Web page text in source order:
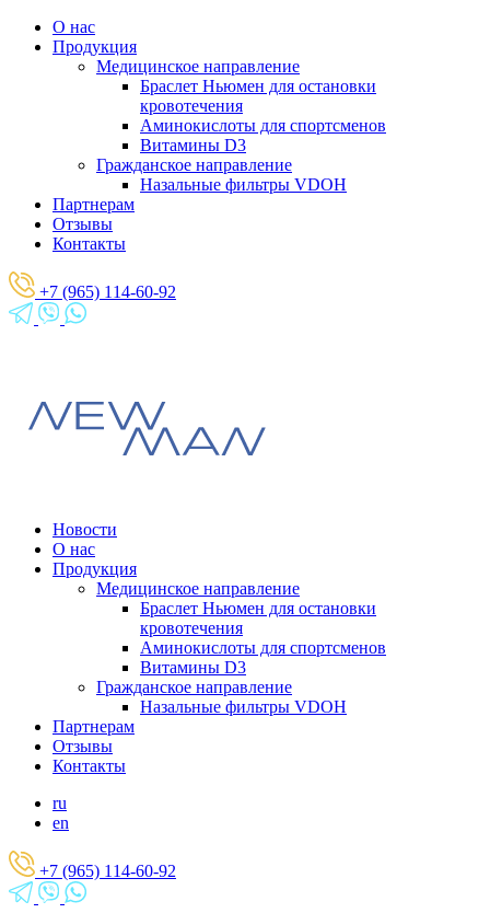
О нас
Продукция
Медицинское направление
Браслет Ньюмен для остановки
кровотечения
Аминокислоты для спортсменов
Витамины D3
Гражданское направление
Назальные фильтры VDOH
Партнерам
Отзывы
Контакты
+7 (965) 114-60-92
Новости
О нас
Продукция
Медицинское направление
Браслет Ньюмен для остановки
кровотечения
Аминокислоты для спортсменов
Витамины D3
Гражданское направление
Назальные фильтры VDOH
Партнерам
Отзывы
Контакты
ru
en
+7 (965) 114-60-92